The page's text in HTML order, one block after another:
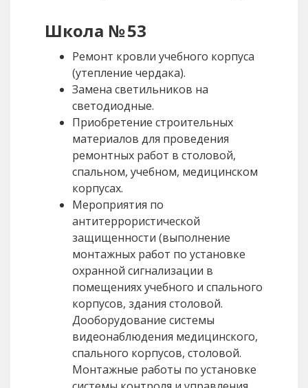
Школа № 53
Ремонт кровли учебного корпуса
(утепление чердака).
Замена светильников на
светодиодные.
Приобретение строительных
материалов для проведения
ремонтных работ в столовой,
спальном, учебном, медицинском
корпусах.
Мероприятия по
антитеррористической
защищенности (выполнение
монтажных работ по установке
охранной сигнализации в
помещениях учебного и спального
корпусов, здания столовой.
Дооборудование системы
видеонаблюдения медицинского,
спального корпусов, столовой.
Монтажные работы по установке